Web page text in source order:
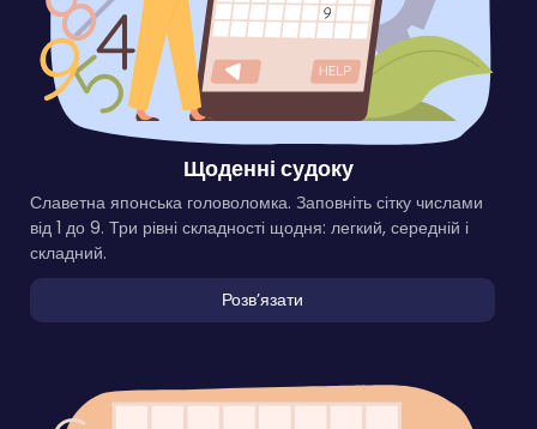
Щоденні судоку
Славетна японська головоломка. Заповніть сітку числами
від 1 до 9. Три рівні складності щодня: легкий, середній і
складний.
Розвʼязати